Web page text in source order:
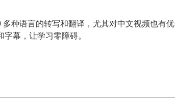
种语言的转写和翻译，尤其对中文视频也有
幕，让学习零障碍。